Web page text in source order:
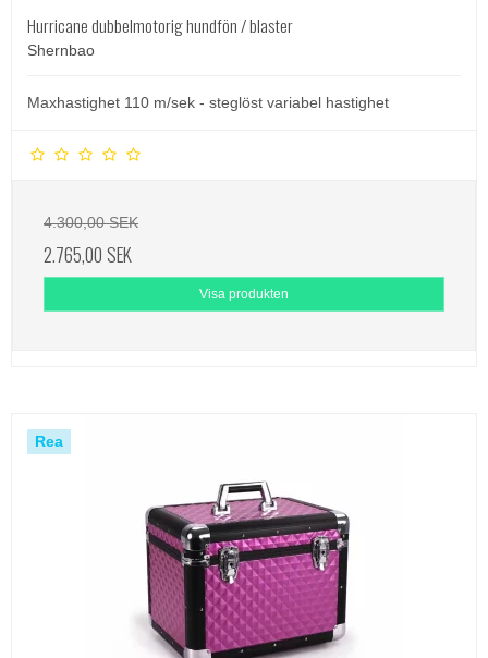
Hurricane dubbelmotorig hundfön / blaster
Shernbao
Maxhastighet 110 m/sek - steglöst variabel hastighet
4.300,00 SEK
2.765,00 SEK
Visa produkten
Rea